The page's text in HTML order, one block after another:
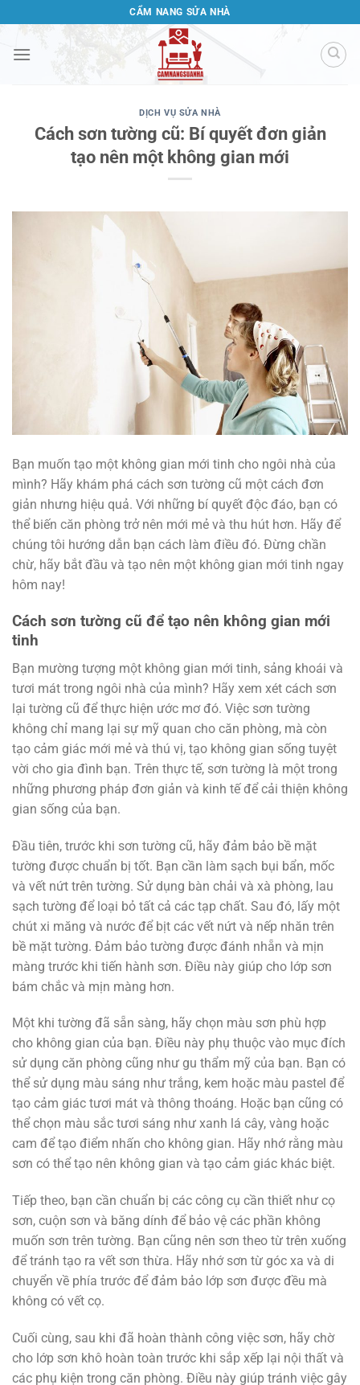
qua
nội
CẨM NANG SỬA NHÀ
DỊCH VỤ SỬA NHÀ
Cách sơn tường cũ: Bí quyết đơn giản
tạo nên một không gian mới
Bạn muốn tạo một không gian mới tinh cho ngôi nhà của
mình? Hãy khám phá cách sơn tường cũ một cách đơn
giản nhưng hiệu quả. Với những bí quyết độc đáo, bạn có
thể biến căn phòng trở nên mới mẻ và thu hút hơn. Hãy để
chúng tôi hướng dẫn bạn cách làm điều đó. Đừng chần
chừ, hãy bắt đầu và tạo nên một không gian mới tinh ngay
hôm nay!
Cách sơn tường cũ để tạo nên không gian mới
tinh
Bạn mường tượng một không gian mới tinh, sảng khoái và
tươi mát trong ngôi nhà của mình? Hãy xem xét cách sơn
lại tường cũ để thực hiện ước mơ đó. Việc sơn tường
không chỉ mang lại sự mỹ quan cho căn phòng, mà còn
tạo cảm giác mới mẻ và thú vị, tạo không gian sống tuyệt
vời cho gia đình bạn. Trên thực tế, sơn tường là một trong
những phương pháp đơn giản và kinh tế để cải thiện không
gian sống của bạn.
Đầu tiên, trước khi sơn tường cũ, hãy đảm bảo bề mặt
tường được chuẩn bị tốt. Bạn cần làm sạch bụi bẩn, mốc
và vết nứt trên tường. Sử dụng bàn chải và xà phòng, lau
sạch tường để loại bỏ tất cả các tạp chất. Sau đó, lấy một
chút xi măng và nước để bịt các vết nứt và nếp nhăn trên
bề mặt tường. Đảm bảo tường được đánh nhẵn và mịn
màng trước khi tiến hành sơn. Điều này giúp cho lớp sơn
bám chắc và mịn màng hơn.
Một khi tường đã sẵn sàng, hãy chọn màu sơn phù hợp
cho không gian của bạn. Điều này phụ thuộc vào mục đích
sử dụng căn phòng cũng như gu thẩm mỹ của bạn. Bạn có
thể sử dụng màu sáng như trắng, kem hoặc màu pastel để
tạo cảm giác tươi mát và thông thoáng. Hoặc bạn cũng có
thể chọn màu sắc tươi sáng như xanh lá cây, vàng hoặc
cam để tạo điểm nhấn cho không gian. Hãy nhớ rằng màu
sơn có thể tạo nên không gian và tạo cảm giác khác biệt.
Tiếp theo, bạn cần chuẩn bị các công cụ cần thiết như cọ
sơn, cuộn sơn và băng dính để bảo vệ các phần không
muốn sơn trên tường. Bạn cũng nên sơn theo từ trên xuống
để tránh tạo ra vết sơn thừa. Hãy nhớ sơn từ góc xa và di
chuyển về phía trước để đảm bảo lớp sơn được đều mà
không có vết cọ.
Cuối cùng, sau khi đã hoàn thành công việc sơn, hãy chờ
cho lớp sơn khô hoàn toàn trước khi sắp xếp lại nội thất và
các phụ kiện trong căn phòng. Điều này giúp tránh việc gây